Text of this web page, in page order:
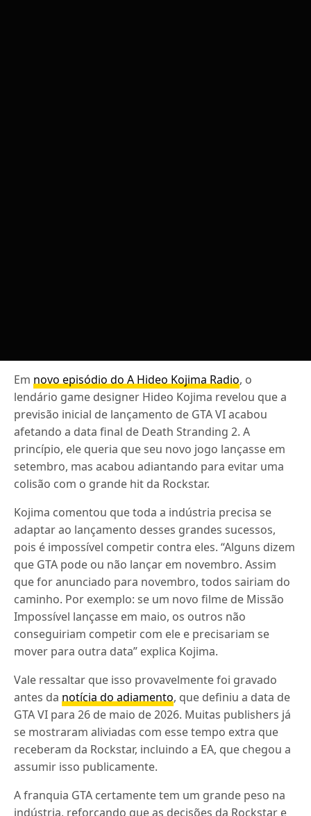
Em novo episódio do A Hideo Kojima Radio, o
lendário game designer Hideo Kojima revelou que a
previsão inicial de lançamento de GTA VI acabou
afetando a data final de Death Stranding 2. A
princípio, ele queria que seu novo jogo lançasse em
setembro, mas acabou adiantando para evitar uma
colisão com o grande hit da Rockstar.
Kojima comentou que toda a indústria precisa se
adaptar ao lançamento desses grandes sucessos,
pois é impossível competir contra eles. “Alguns dizem
que GTA pode ou não lançar em novembro. Assim
que for anunciado para novembro, todos sairiam do
caminho. Por exemplo: se um novo filme de Missão
Impossível lançasse em maio, os outros não
conseguiriam competir com ele e precisariam se
mover para outra data” explica Kojima.
Vale ressaltar que isso provavelmente foi gravado
antes da notícia do adiamento, que definiu a data de
GTA VI para 26 de maio de 2026. Muitas publishers já
se mostraram aliviadas com esse tempo extra que
receberam da Rockstar, incluindo a EA, que chegou a
assumir isso publicamente.
A franquia GTA certamente tem um grande peso na
indústria, reforçando que as decisões da Rockstar e